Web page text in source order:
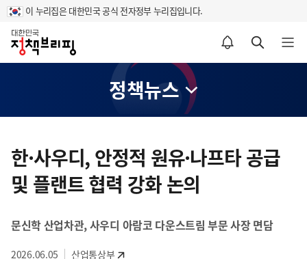
이 누리집은 대한민국 공식 전자정부 누리집입니다.
홈
알림설정 바로가기 검색 바로가기 메뉴 열기
정책뉴스
텐
츠
영
한·사우디, 안정적 원유·나프타 공급
및 플랜트 협력 강화 논의
문신학 산업차관, 사우디 아람코 다운스트림 부문 사장 면담
2026.06.05 산업통상부